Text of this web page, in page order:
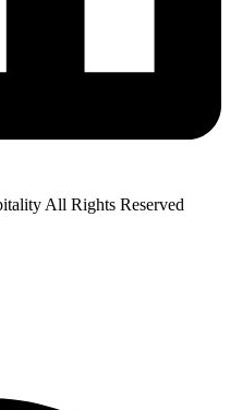
All Rights Reserved